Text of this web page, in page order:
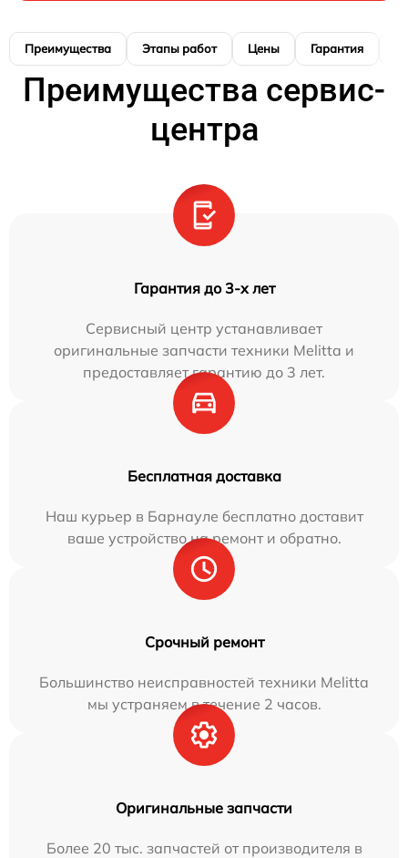
Преимущества Этапы работ Цены Гарантия
Преимущества сервис-
центра
Гарантия до 3-х лет
Сервисный центр устанавливает
оригинальные запчасти техники Melitta и
предоставляет гарантию до 3 лет.
Бесплатная доставка
Наш курьер в Барнауле бесплатно доставит
ваше устройство на ремонт и обратно.
Срочный ремонт
Большинство неисправностей техники Melitta
мы устраняем в течение 2 часов.
Оригинальные запчасти
Более 20 тыс. запчастей от производителя в